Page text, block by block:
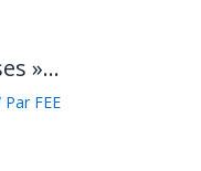
»…
Par FEE